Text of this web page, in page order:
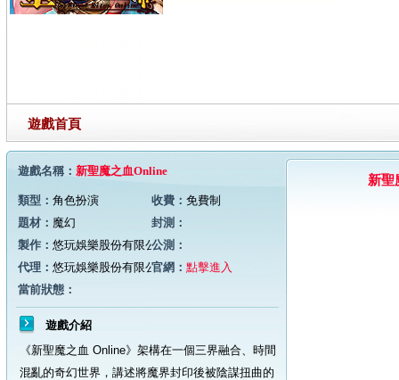
遊戲首頁
遊戲名稱： 新聖魔之血Online
類型： 角色扮演 收費： 免費制
題材： 魔幻
封測：
製作： 悠玩娛樂股份有限公司公測：
代理： 悠玩娛樂股份有限公司官網： 點擊進入
當前狀態：
遊戲介紹
《新聖魔之血 Online》架構在一個三界融合、時間
混亂的奇幻世界，講述將魔界封印後被陰謀扭曲的
新聖